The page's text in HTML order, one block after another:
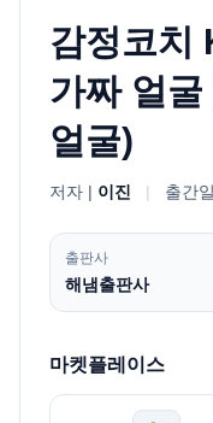
감정코치
가짜 얼
얼굴)
저자 | 이진 | 출간
출판사
해냄출판사
마켓플레이스